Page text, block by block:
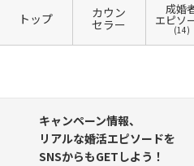
トップ カウン
セラー
成婚
エピソ
(14)
キャンペーン情報、
リアルな婚活エピソードを
SNSからもGETしよう！